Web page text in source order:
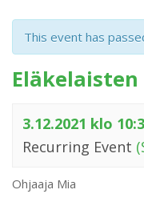
This event has
3.12.2021 klo
Recurring Event
Ohjaaja Mia